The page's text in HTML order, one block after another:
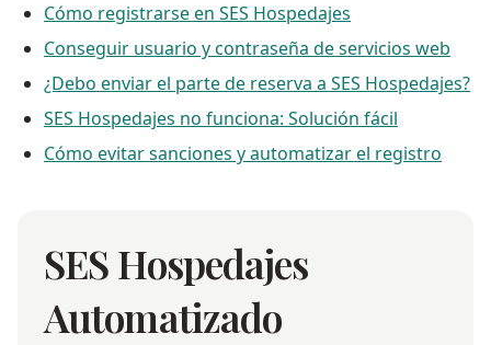
Cómo registrarse en SES Hospedajes
Conseguir usuario y contraseña de servicios web
¿Debo enviar el parte de reserva a SES Hospedajes?
SES Hospedajes no funciona: Solución fácil
Cómo evitar sanciones y automatizar el registro
SES Hospedajes
Automatizado